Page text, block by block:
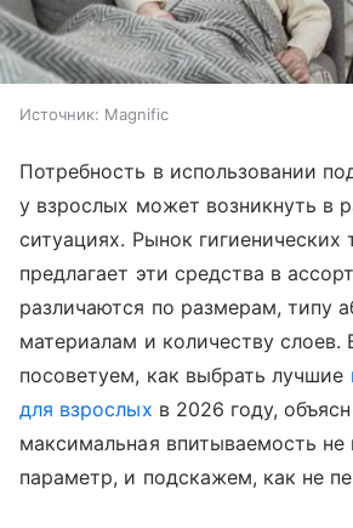
Источник: Magnific
Потребность в использовании
у взрослых может возникнуть в
ситуациях. Рынок гигиенических
предлагает эти средства в
различаются по размерам, типу
материалам и количеству слоев.
посоветуем, как выбрать лучшие
для взрослых в 2026 году,
максимальная впитываемость не
параметр, и подскажем, как не